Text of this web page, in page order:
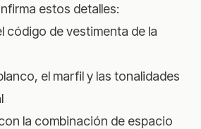
estos detalles:
código de vestimenta de la
el marfil y las tonalidades
la combinación de espacio